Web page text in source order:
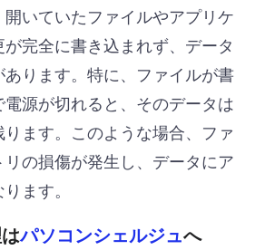
いていたファイルやアプリケ
完全に書き込まれず、データ
ります。特に、ファイルが書
源が切れると、そのデータは
ます。このような場合、ファ
の損傷が発生し、データにア
ます。
パソコンシェルジュへ